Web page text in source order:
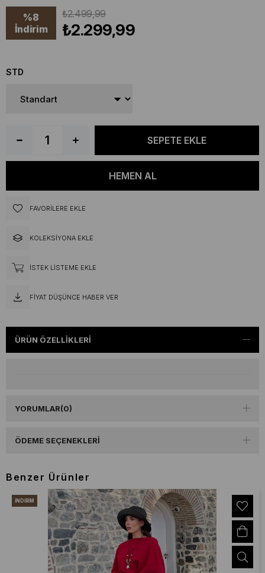
%8
İndirim
₺2.499,99
₺2.299,99
STD
FAVORILERE EKLE
KOLEKSIYONA EKLE
İSTEK LISTEME EKLE
FIYAT DÜŞÜNCE HABER VER
ÜRÜN ÖZELLIKLERI
YORUMLAR(0)
ÖDEME SEÇENEKLERI
Benzer Ürünler
İNDIRIM